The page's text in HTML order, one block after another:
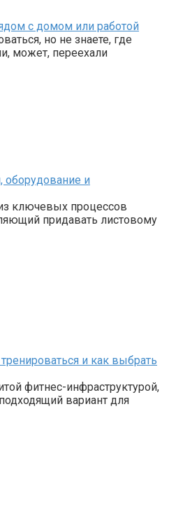
с домом или работой
но не знаете, где
может, переехали
оборудование и
ключевых процессов
придавать листовому
и как выбрать
фитнес-инфраструктурой,
вариант для